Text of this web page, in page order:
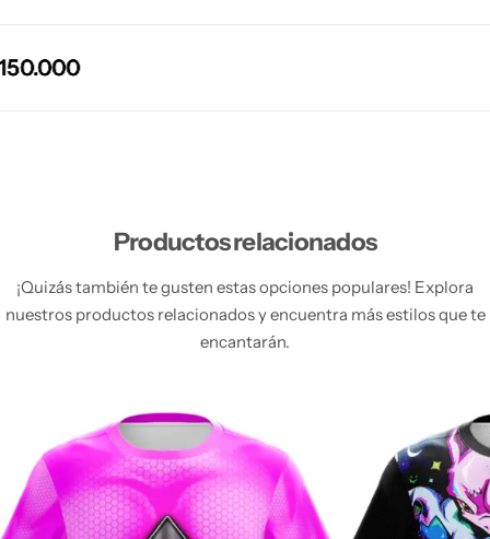
Productos relacionados
¡Quizás también te gusten estas opciones populares! Explora
nuestros productos relacionados y encuentra más estilos que te
encantarán.